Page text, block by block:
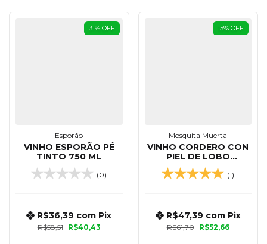
31% OFF
Esporão
VINHO ESPORÃO PÉ
TINTO 750 ML
(0)
R$58,51 R$40,43
R$36,39 com Pix
15% OFF
Mosquita Muerta
VINHO CORDERO CON
PIEL DE LOBO
BONARDA 750 ML
(1)
R$61,70 R$52,66
R$47,39 com Pix